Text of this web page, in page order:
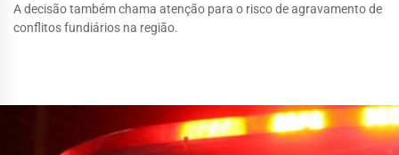
A decisão também chama atenção para o risco de agravamento de
conflitos fundiários na região.